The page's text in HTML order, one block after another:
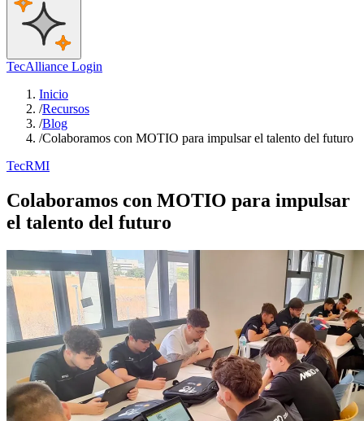
TecAlliance Login
Inicio
/Recursos
/Blog
/Colaboramos con MOTIO para impulsar el talento del futuro
TecRMI
Colaboramos con MOTIO para impulsar
el talento del futuro